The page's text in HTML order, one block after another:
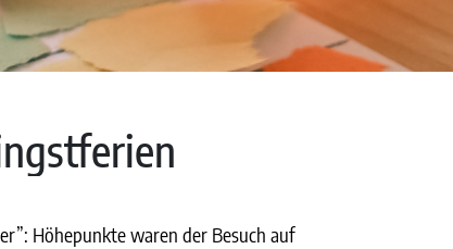
Höhepunkte waren der Besuch auf